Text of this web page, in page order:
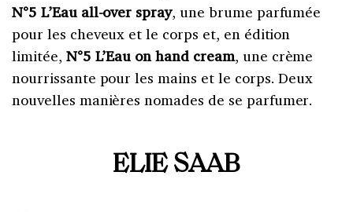
N°5 L’Eau all-over spray, une brume parfumée
pour les cheveux et le corps et, en édition
limitée, N°5 L’Eau on hand cream, une crème
nourrissante pour les mains et le corps. Deux
nouvelles manières nomades de se parfumer.
ELIE SAAB